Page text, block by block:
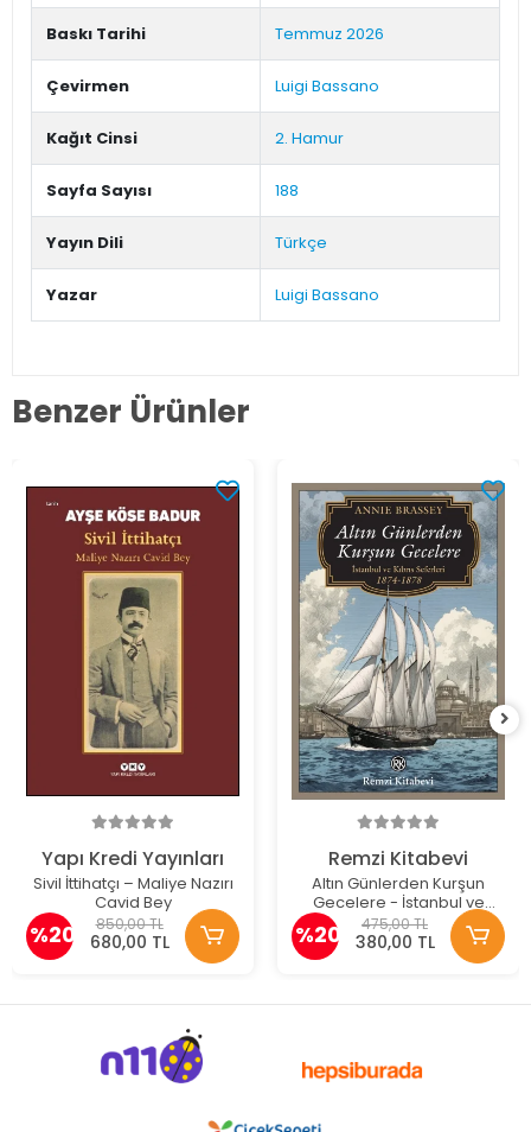
Baskı Tarihi Temmuz 2026
Çevirmen Luigi Bassano
Kağıt Cinsi 2. Hamur
Sayfa Sayısı 188
Yayın Dili Türkçe
Yazar Luigi Bassano
Benzer Ürünler
Yapı Kredi Yayınları
Sivil İttihatçı – Maliye Nazırı
Cavid Bey
%20 850,00 TL
680,00 TL
Remzi Kitabevi
Altın Günlerden Kurşun
Gecelere - İstanbul ve
Kıbrıs Seferleri (1874-1878)
%20 475,00 TL
380,00 TL